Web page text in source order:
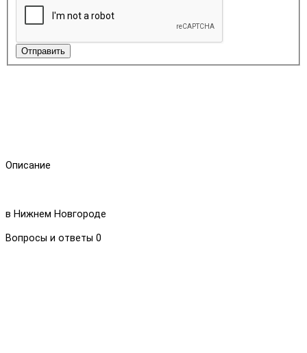
Отправить
Описание
в Нижнем Новгороде
Вопросы и ответы 0